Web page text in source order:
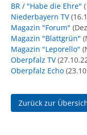
BR / "Habe die Ehre"
Niederbayern TV
Magazin "Forum"
Magazin "Blattgrün"
Magazin "Leporello"
Oberpfalz TV
Oberpfalz Echo
Zurück zur